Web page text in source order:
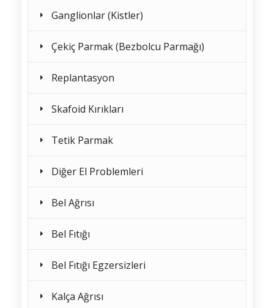
Ganglionlar (Kistler)
Çekiç Parmak (Bezbolcu Parmağı)
Replantasyon
Skafoid Kırıkları
Tetik Parmak
Diğer El Problemleri
Bel Ağrısı
Bel Fıtığı
Bel Fıtığı Egzersizleri
Kalça Ağrısı